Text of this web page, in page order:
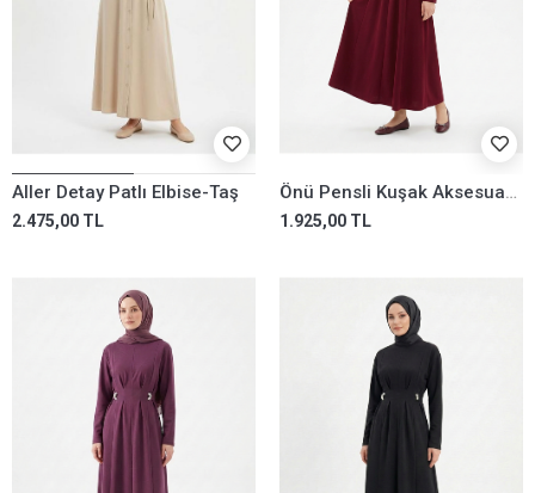
Aller Detay Patlı Elbise-Taş
2.475,00 TL
Önü Pensli Kuşak Aksesuar Detay Elbise-Bordo
1.925,00 TL